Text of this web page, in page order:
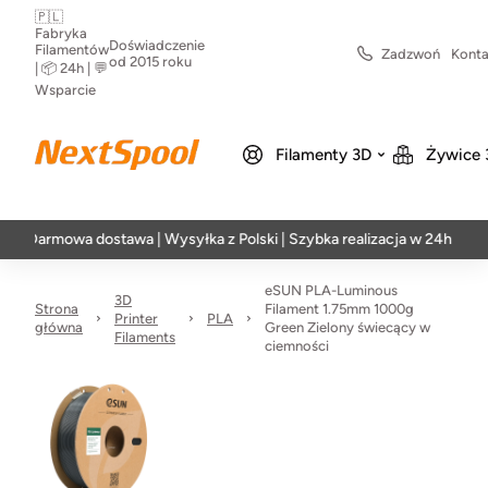
🇵🇱
Fabryka
Filamentów
| 📦 24h | 💬
Wsparcie
Doświadczenie
od 2015 roku
Zadzwoń
Filamenty 3D Żywice
dostawa | Wysyłka z Polski | Szybka realizacja w 24h
Strona
główna
3D
Printer
Filaments
PLA
eSUN PLA-Luminous
Filament 1.75mm 1000g
Green Zielony świecący w
ciemności